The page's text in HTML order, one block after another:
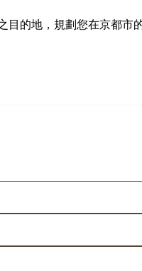
的地，規劃您在京都市